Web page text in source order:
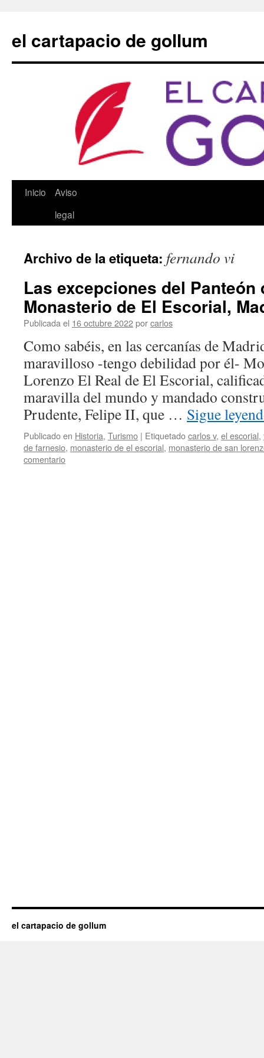
contenido
el cartapacio de gollum
Inicio
Aviso
legal
Archivo de la etiqueta: fernando vi
Las excepciones del Panteón
Monasterio de El Escorial,
Publicada el 16 octubre 2022porcarlos
Como sabéis, en las cercanías de
maravilloso -tengo debilidad por él-
Lorenzo El Real de El Escorial,
maravilla del mundo y mandado
Prudente, Felipe II, que … Sigue
Publicado en Historia, Turismo | Etiquetadocarlos v, el escorial,
de farnesio, monasterio de el escorial, monasterio de san
comentario
el cartapacio de gollum